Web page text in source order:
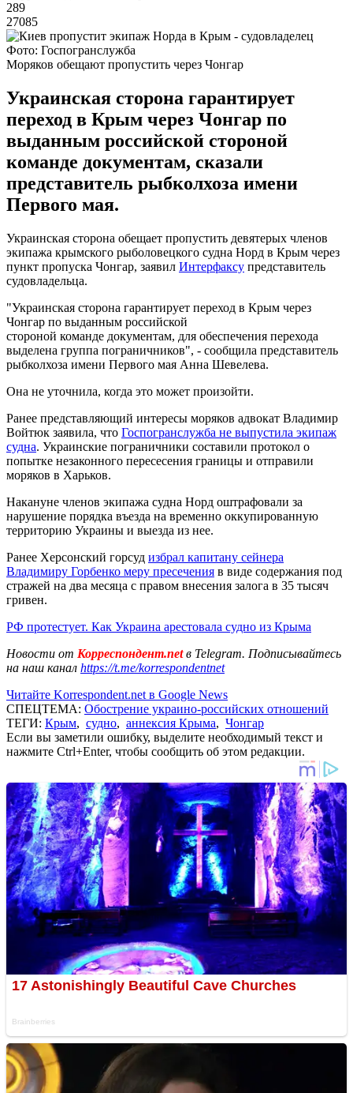
289
27085
Фото: Госпогранслужба
Моряков обещают пропустить через Чонгар
Украинская сторона гарантирует
переход в Крым через Чонгар по
выданным российской стороной
команде документам, сказали
представитель рыбколхоза имени
Первого мая.
Украинская сторона обещает пропустить девятерых членов
экипажа крымского рыболовецкого судна Норд в Крым через
пункт пропуска Чонгар, заявил Интерфаксу представитель
судовладельца.
"Украинская сторона гарантирует переход в Крым через
Чонгар по выданным российской
стороной команде документам, для обеспечения перехода
выделена группа пограничников", - сообщила представитель
рыбколхоза имени Первого мая Анна Шевелева.
Она не уточнила, когда это может произойти.
Ранее представляющий интересы моряков адвокат Владимир
Войтюк заявила, что Госпогранслужба не выпустила экипаж
судна. Украинские пограничники составили протокол о
попытке незаконного пересесения границы и отправили
моряков в Харьков.
Накануне членов экипажа судна Норд оштрафовали за
нарушение порядка въезда на временно оккупированную
территорию Украины и выезда из нее.
Ранее Херсонский горсуд избрал капитану сейнера
Владимиру Горбенко меру пресечения в виде содержания под
стражей на два месяца с правом внесения залога в 35 тысяч
гривен.
РФ протестует. Как Украина арестовала судно из Крыма
Новости от Корреспондент.netв Telegram. Подписывайтесь
на наш канал https://t.me/korrespondentnet
Читайте Korrespondent.net в Google News
СПЕЦТЕМА: Обострение украино-российских отношений
ТЕГИ: Крым, судно, аннексия Крыма, Чонгар
Если вы заметили ошибку, выделите необходимый текст и
нажмите Ctrl+Enter, чтобы сообщить об этом редакции.